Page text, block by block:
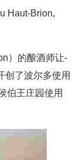
Haut-Brion,
）的酿酒师让-
创了波尔多使用
伯王庄园使用